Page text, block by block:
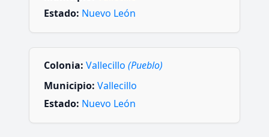
Estado: Nuevo León
Colonia: Vallecillo (Pueblo)
Municipio: Vallecillo
Estado: Nuevo León